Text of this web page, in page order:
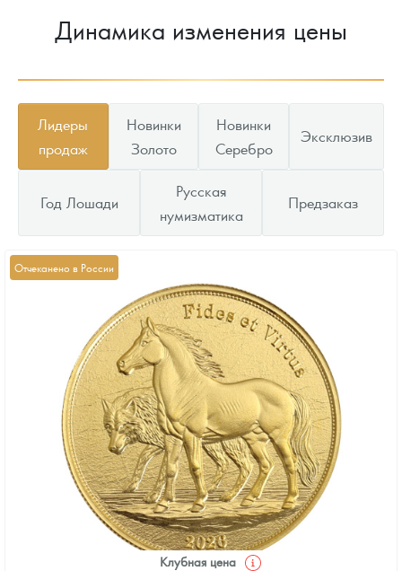
Динамика изменения цены
Лидеры
продаж
Новинки
Золото
Новинки
Серебро
Эксклюзив
Год Лошади
Русская
нумизматика
Предзаказ
Отчеканено в России
Клубная цена